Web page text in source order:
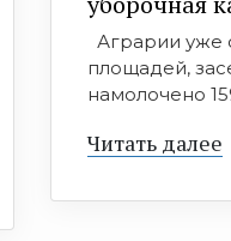
Аграрии уже
площадей,
намолочено
Читать далее